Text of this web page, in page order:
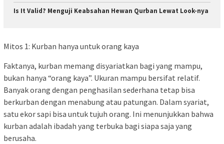
Is It Valid? Menguji Keabsahan Hewan Qurban Lewat Look-nya
Mitos 1: Kurban hanya untuk orang kaya
Faktanya, kurban memang disyariatkan bagi yang mampu,
bukan hanya “orang kaya”. Ukuran mampu bersifat relatif.
Banyak orang dengan penghasilan sederhana tetap bisa
berkurban dengan menabung atau patungan. Dalam syariat,
satu ekor sapi bisa untuk tujuh orang. Ini menunjukkan bahwa
kurban adalah ibadah yang terbuka bagi siapa saja yang
berusaha.